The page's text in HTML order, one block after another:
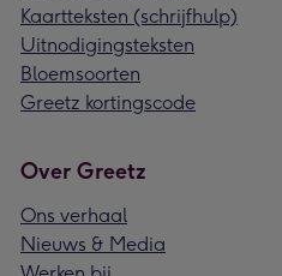
Kaartteksten (schrijfhulp)
Uitnodigingsteksten
Bloemsoorten
Greetz kortingscode
Over Greetz
Ons verhaal
Nieuws & Media